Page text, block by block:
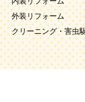
外装リフォーム
クリーニング・害虫